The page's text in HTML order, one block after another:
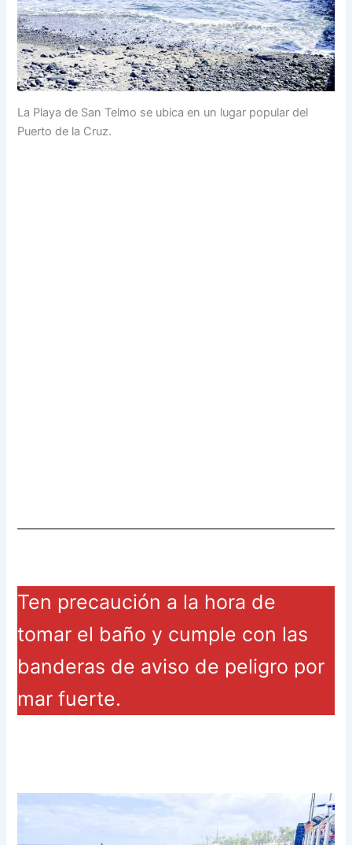
La Playa de San Telmo se ubica en un lugar popular del
Puerto de la Cruz.
Ten precaución a la hora de
tomar el baño y cumple con las
banderas de aviso de peligro por
mar fuerte.